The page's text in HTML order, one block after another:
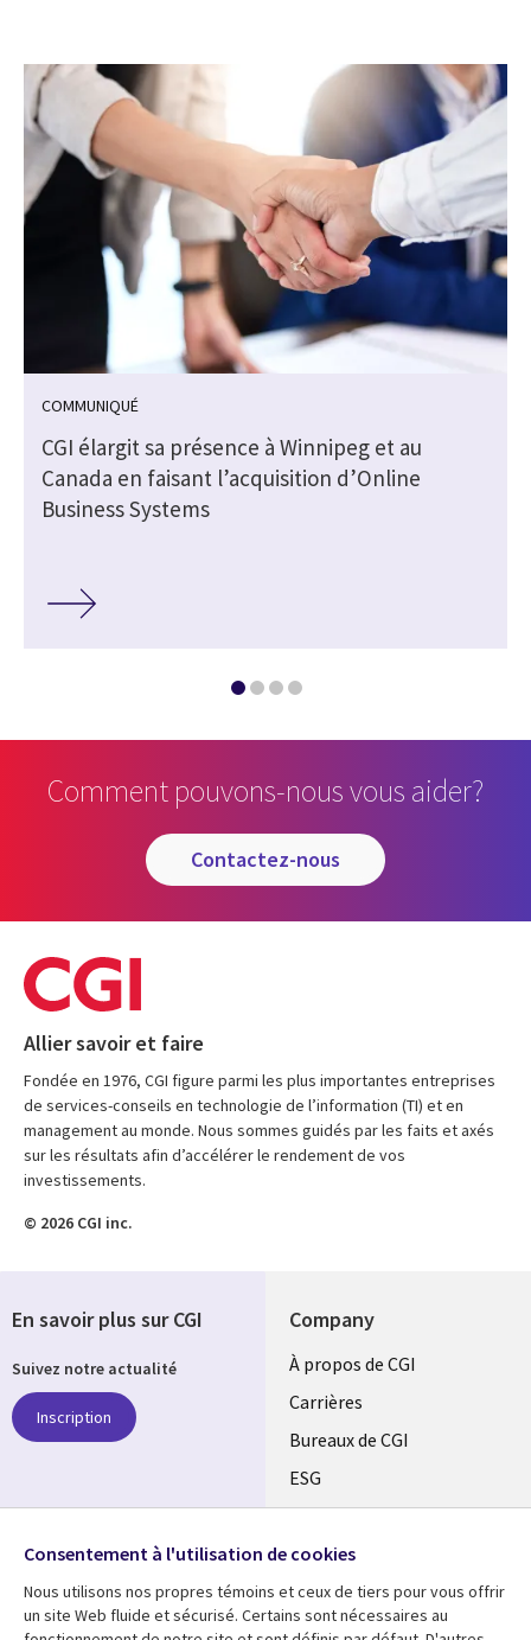
COMMUNIQUÉ
CGI élargit sa présence à Winnipeg et au
Canada en faisant l’acquisition d’Online
Business Systems
Comment pouvons-nous vous aider?
contactez-nous
Allier savoir et faire
Fondée en 1976, CGI figure parmi les plus importantes entreprises
de services-conseils en technologie de l’information (TI) et en
management au monde. Nous sommes guidés par les faits et axés
sur les résultats afin d’accélérer le rendement de vos
investissements.
© 2026 CGI inc.
Company
Useful
links
CANADA
FR
À propos de CGI
Carrières
Bureaux de CGI
ESG
Alliances
En savoir plus sur CGI
Suivez notre actualité
Inscription
Media
CANADA
Consentement à l'utilisation de cookies
Nous utilisons nos propres témoins et ceux de tiers pour vous offrir
un site Web fluide et sécurisé. Certains sont nécessaires au